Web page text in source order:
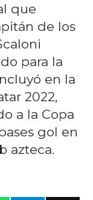
que
de los
para la
en la
2022,
a la Copa
gol en
azteca.